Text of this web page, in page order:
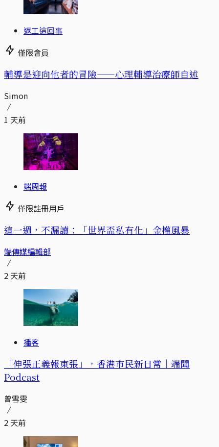
返工這回事
僅限會員
輔導是迎向他者的冒險——心理輔導治療師自述
Simon
1 天前
端周報
僅限註冊用戶
這一週，不漏讀：「世界盃私有化」金權風暴
端傳媒編輯部
2 天前
播客
「伸張正義報東張」，香港市民新日常｜端聞
Podcast
曾雪雯
2 天前